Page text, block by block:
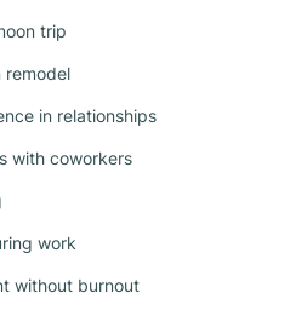
trip
remodel
in relationships
with coworkers
work
without burnout